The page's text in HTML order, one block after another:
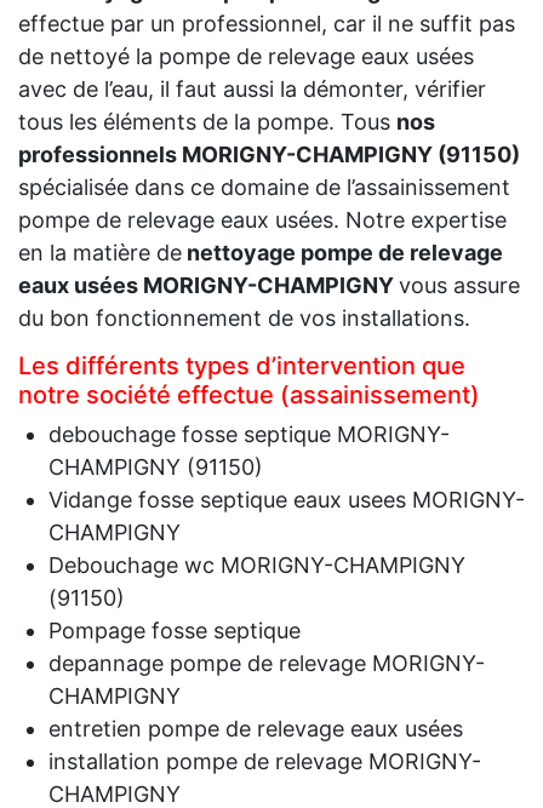
effectue par un professionnel, car il ne suffit pas
de nettoyé la pompe de relevage eaux usées
avec de l’eau, il faut aussi la démonter, vérifier
tous les éléments de la pompe. Tous nos
professionnels MORIGNY-CHAMPIGNY (91150)
spécialisée dans ce domaine de l’assainissement
pompe de relevage eaux usées. Notre expertise
en la matière de nettoyage pompe de relevage
eaux usées MORIGNY-CHAMPIGNYvous assure
du bon fonctionnement de vos installations.
Les différents types d’intervention que
notre société effectue (assainissement)
debouchage fosse septique MORIGNY-
CHAMPIGNY (91150)
Vidange fosse septique eaux usees MORIGNY-
CHAMPIGNY
Debouchage wc MORIGNY-CHAMPIGNY
(91150)
Pompage fosse septique
depannage pompe de relevage MORIGNY-
CHAMPIGNY
entretien pompe de relevage eaux usées
installation pompe de relevage MORIGNY-
CHAMPIGNY